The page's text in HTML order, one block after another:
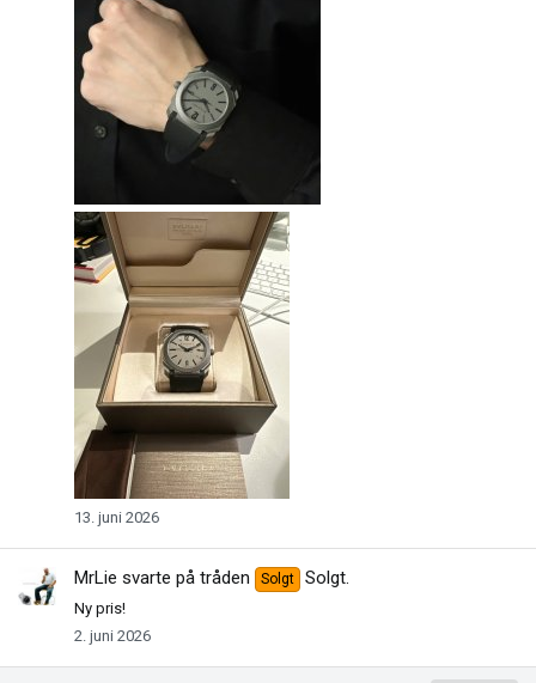
13. juni 2026
MrLie svarte på tråden Solgt Solgt.
Ny pris!
2. juni 2026